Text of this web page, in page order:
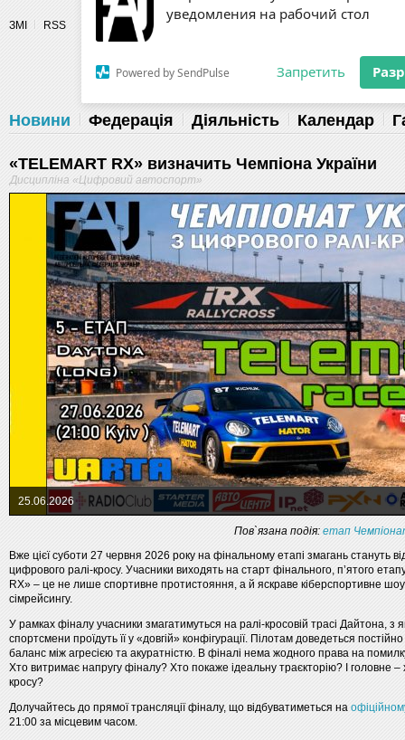
Разрешите сайту fau.ua отправлять
Powered by SendPulse Запретить
ЗМІ RSS
Fédération
Новини Федерація Діяльність Календар
«TELEMART RX» визначить Чемпіона України
Дисципліна «Цифровий автоспорт»
25.06.2026
Пов`язана подія: етап
Вже цієї суботи 27 червня 2026 року на фінальному етапі змагань стануть
цифрового ралі-кросу. Учасники виходять на старт фінального, п’ятого
RX» – це не лише спортивне протистояння, а й яскраве кіберспортивне шоу
сімрейсингу.
У рамках фіналу учасники змагатимуться на ралі-кросовій трасі Дайтона, з
спортсмени проїдуть її у «довгій» конфігурації. Пілотам доведеться
баланс між агресією та акуратністю. В фіналі нема жодного права на
Хто витримає напругу фіналу? Хто покаже ідеальну траєкторію? І головне
кросу?
Долучайтесь до прямої трансляції фіналу, що відбуватиметься на
21:00 за місцевим часом.